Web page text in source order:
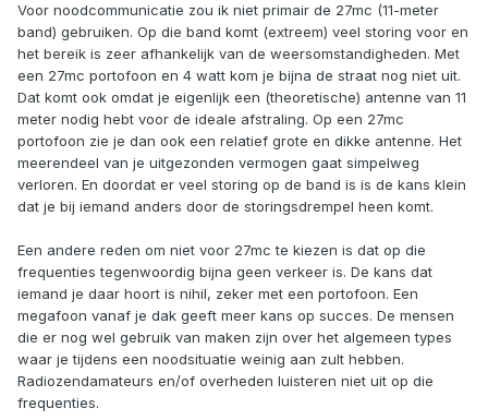
Voor noodcommunicatie zou ik niet primair de 27mc (11-meter
band) gebruiken. Op die band komt (extreem) veel storing voor en
het bereik is zeer afhankelijk van de weersomstandigheden. Met
een 27mc portofoon en 4 watt kom je bijna de straat nog niet uit.
Dat komt ook omdat je eigenlijk een (theoretische) antenne van 11
meter nodig hebt voor de ideale afstraling. Op een 27mc
portofoon zie je dan ook een relatief grote en dikke antenne. Het
meerendeel van je uitgezonden vermogen gaat simpelweg
verloren. En doordat er veel storing op de band is is de kans klein
dat je bij iemand anders door de storingsdrempel heen komt.
Een andere reden om niet voor 27mc te kiezen is dat op die
frequenties tegenwoordig bijna geen verkeer is. De kans dat
iemand je daar hoort is nihil, zeker met een portofoon. Een
megafoon vanaf je dak geeft meer kans op succes. De mensen
die er nog wel gebruik van maken zijn over het algemeen types
waar je tijdens een noodsituatie weinig aan zult hebben.
Radiozendamateurs en/of overheden luisteren niet uit op die
frequenties.